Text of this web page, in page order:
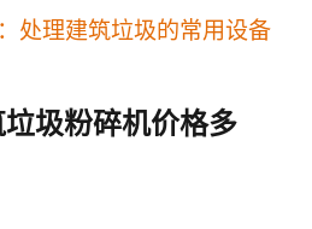
处理建筑垃圾的常用设备
圾粉碎机价格多